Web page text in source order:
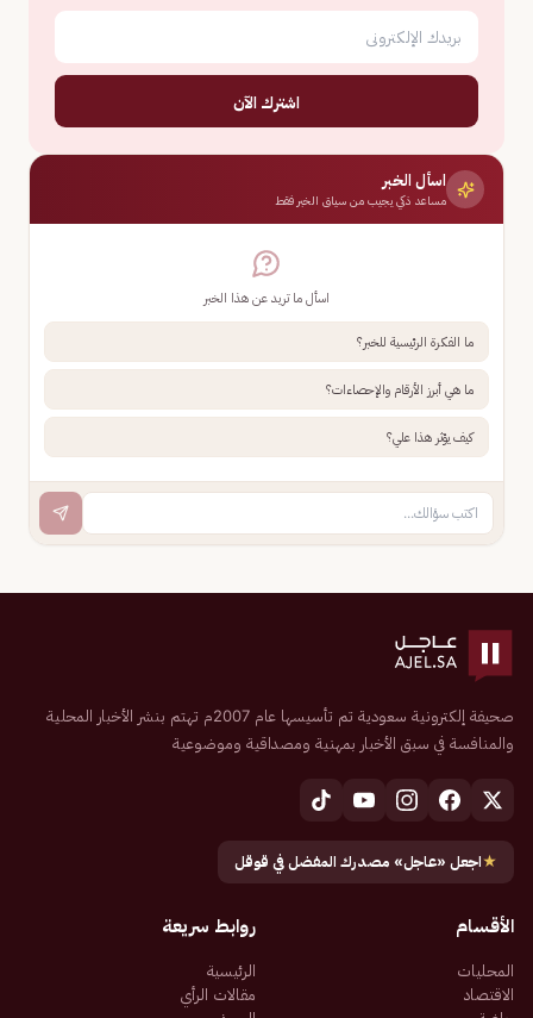
اشترك الآن
اسأل الخبر
مساعد ذكي يجيب من سياق الخبر فقط
اسأل ما تريد عن هذا الخبر
ما الفكرة الرئيسية للخبر؟
ما هي أبرز الأرقام والإحصاءات؟
كيف يؤثر هذا علي؟
صحيفة إلكترونية سعودية تم تأسيسها عام 2007م تهتم بنشر الأخبار المحلية
والمنافسة في سبق الأخبار بمهنية ومصداقية وموضوعية
★اجعل «عاجل» مصدرك المفضل في قوقل
الأقسام
المحليات
الاقتصاد
روابط سريعة
الرئيسية
مقالات الرأي